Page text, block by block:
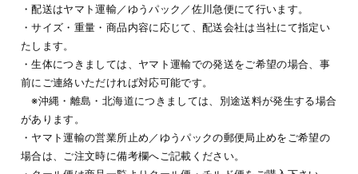
・配送はヤマト運輸／ゆうパック／佐川急便にて行います。
・サイズ・重量・商品内容に応じて、配送会社は当社にて指定い
たします。
・生体につきましては、ヤマト運輸での発送をご希望の場合、事
前にご連絡いただければ対応可能です。
※沖縄・離島・北海道につきましては、別途送料が発生する場合
があります。
・ヤマト運輸の営業所止め／ゆうパックの郵便局止めをご希望の
場合は、ご注文時に備考欄へご記載ください。